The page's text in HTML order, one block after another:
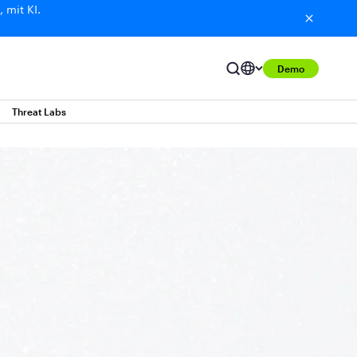
mit KI.
Demo
Threat Labs